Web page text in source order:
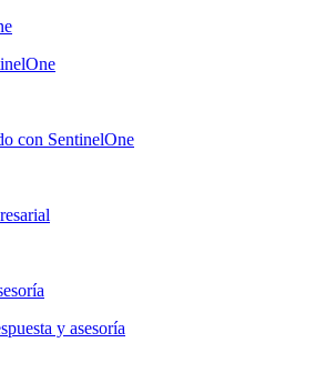
con SentinelOne
y asesoría